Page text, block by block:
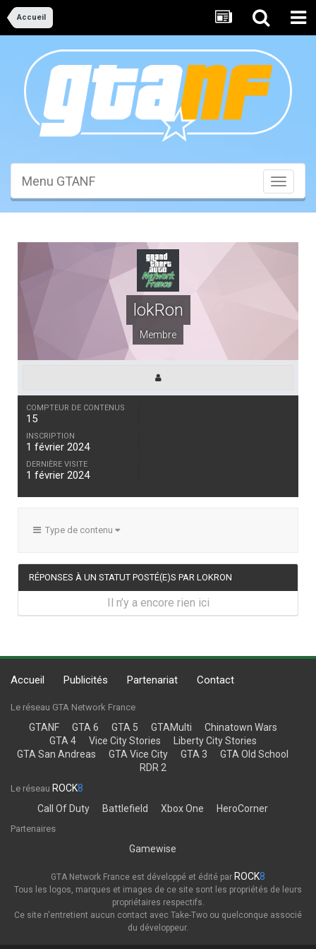
Accueil
Toggle
Menu GTANF
lokRon
Membre
COMPTEUR DE CONTENUS
15
INSCRIPTION
1 février 2024
DERNIÈRE VISITE
1 février 2024
Type de contenu
RÉPONSES À UN STATUT POSTÉ(E)S PAR LOKRON
Il n’y a encore rien ici
Accueil Publicités Partenariat Contact
Le réseau GTA Network France
GTANF GTA 6 GTA 5 GTAMulti
Chinatown Wars
GTA 4
Vice City Stories
Liberty City Stories
GTA San Andreas
GTA Vice City GTA 3
GTA Old School
RDR 2
Le réseau ROCK8
Call Of Duty
Battlefield Xbox One HeroCorner
Partenaires
Gamewise
GTA Network France est développé et édité par ROCK8
Tous les logos, marques et images de ce site sont les propriétés de leurs
propriétaires respectifs.
Ce site n'entretient aucun contact avec Take-Two ou quelconque associé
du développeur.